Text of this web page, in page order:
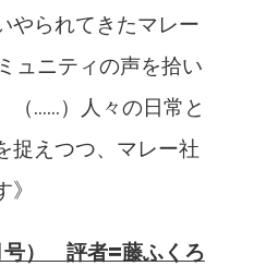
やられてきたマレー
ュニティの声を拾い
（……）人々の日常と
捉えつつ、マレー社
号） 評者=藤ふくろ